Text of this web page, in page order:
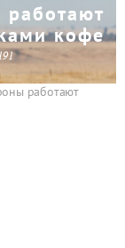
кофе
работают